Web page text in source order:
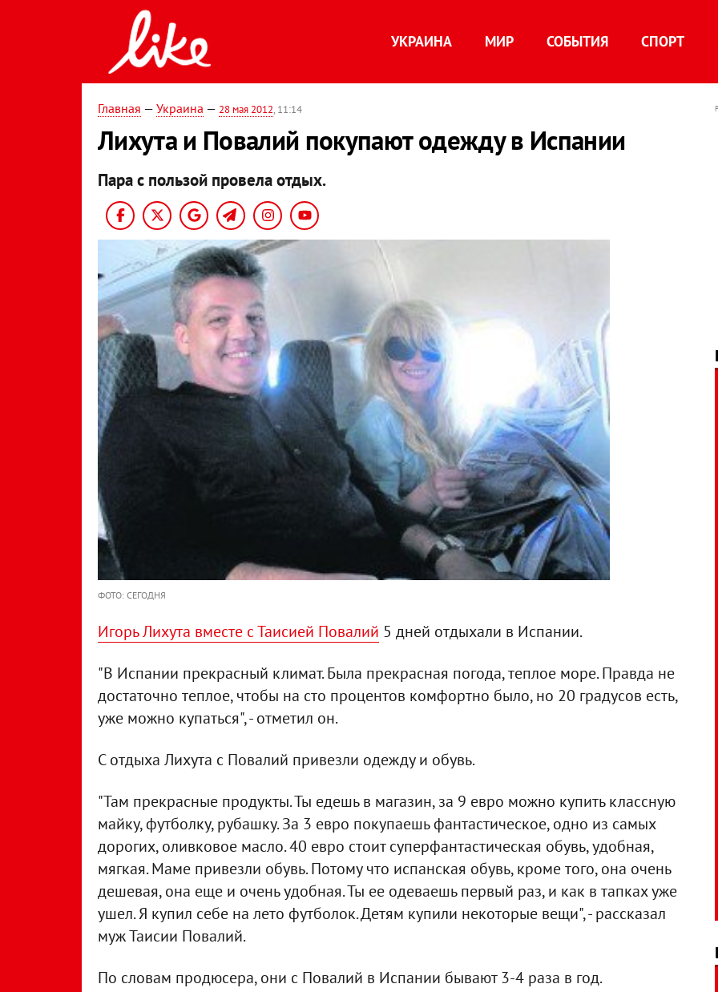
УКРАИНА МИР СОБЫТИЯ СПОРТ
Главная — Украина — 28 мая 2012, 11:14
Лихута и Повалий покупают одежду в Испании
Пара с пользой провела отдых.
ФОТО: СЕГОДНЯ
Игорь Лихута вместе с Таисией Повалий 5 дней отдыхали в Испании.
"В Испании прекрасный климат. Была прекрасная погода, теплое море. Правда не
достаточно теплое, чтобы на сто процентов комфортно было, но 20 градусов есть,
уже можно купаться", - отметил он.
С отдыха Лихута с Повалий привезли одежду и обувь.
"Там прекрасные продукты. Ты едешь в магазин, за 9 евро можно купить классную
майку, футболку, рубашку. За 3 евро покупаешь фантастическое, одно из самых
дорогих, оливковое масло. 40 евро стоит суперфантастическая обувь, удобная,
мягкая. Маме привезли обувь. Потому что испанская обувь, кроме того, она очень
дешевая, она еще и очень удобная. Ты ее одеваешь первый раз, и как в тапках уже
ушел. Я купил себе на лето футболок. Детям купили некоторые вещи", - рассказал
муж Таисии Повалий.
По словам продюсера, они с Повалий в Испании бывают 3-4 раза в год.